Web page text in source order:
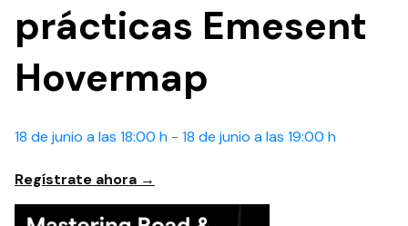
prácticas Emesent
Hovermap
18 de junio a las 18:00 h - 18 de junio a las 19:00 h
Regístrate ahora →